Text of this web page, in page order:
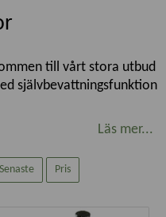
till vårt stora utbud
självbevattningsfunktion
tid till annat än att
Läs mer...
Senaste Pris